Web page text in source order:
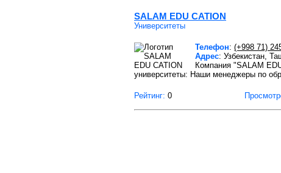
SALAM EDU CATION
Университеты
Телефон: (+998 71)
Адрес: Узбекистан,
Компания "SALAM
университеты: Наши менеджеры по
Рейтинг: 0